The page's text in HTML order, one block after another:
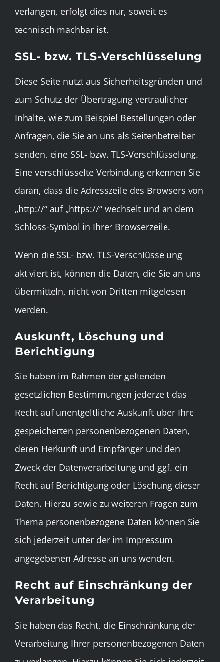
verlangen, erfolgt dies nur, soweit es
technisch machbar ist.
SSL- bzw. TLS-Verschlüsselung
Diese Seite nutzt aus Sicherheitsgründen und
zum Schutz der Übertragung vertraulicher
Inhalte, wie zum Beispiel Bestellungen oder
Anfragen, die Sie an uns als Seitenbetreiber
senden, eine SSL- bzw. TLS-Verschlüsselung.
Eine verschlüsselte Verbindung erkennen Sie
daran, dass die Adresszeile des Browsers von
„http://“ auf „https://“ wechselt und an dem
Schloss-Symbol in Ihrer Browserzeile.
Wenn die SSL- bzw. TLS-Verschlüsselung
aktiviert ist, können die Daten, die Sie an uns
übermitteln, nicht von Dritten mitgelesen
werden.
Auskunft, Löschung und
Berichtigung
Sie haben im Rahmen der geltenden
gesetzlichen Bestimmungen jederzeit das
Recht auf unentgeltliche Auskunft über Ihre
gespeicherten personenbezogenen Daten,
deren Herkunft und Empfänger und den
Zweck der Datenverarbeitung und ggf. ein
Recht auf Berichtigung oder Löschung dieser
Daten. Hierzu sowie zu weiteren Fragen zum
Thema personenbezogene Daten können Sie
sich jederzeit unter der im Impressum
angegebenen Adresse an uns wenden.
Recht auf Einschränkung der
Verarbeitung
Sie haben das Recht, die Einschränkung der
Verarbeitung Ihrer personenbezogenen Daten